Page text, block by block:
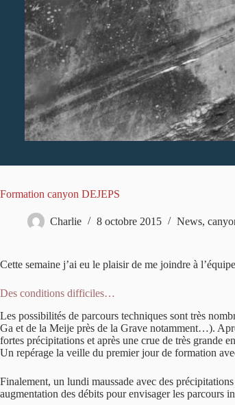
Formation canyon DEJEPS
Charlie 8 octobre 2015 News,
Cette semaine j’ai eu le plaisir de me joindre à
Des conditions difficiles…
Les possibilités de parcours techniques sont très
Ga et de la Meije près de la Grave notamment…).
fortes précipitations et après une crue de très grande
Un repérage la veille du premier jour de formation
Finalement, un lundi maussade avec des
augmentation des débits pour envisager les parcours